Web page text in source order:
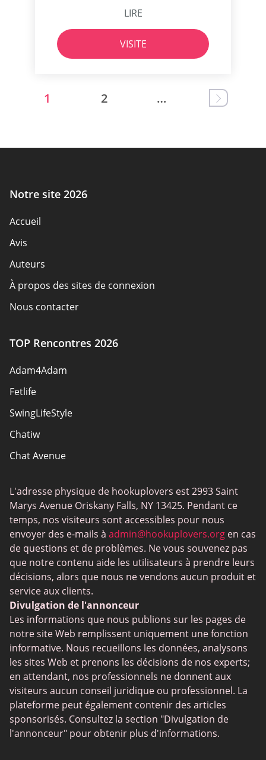
LIRE
VISITE
1 2 …
Notre site 2026
Accueil
Avis
Auteurs
À propos des sites de connexion
Nous contacter
Devenir partenaire
Plan du site
TOP Rencontres 2026
Adam4Adam
Fetlife
SwingLifeStyle
Chatiw
Chat Avenue
Flingster
BlackPeopleMeet
Wireclub
Feabie.com
Biggercity
Fap CEO
Shagle
Spdate
eHarmony
Rencontres LGBT
Applications de rencontre
Sites de Rencontre
L'adresse physique de hookuplovers est 2993 Saint
Marys Avenue Oriskany Falls, NY 13425. Pendant ce
temps, nos visiteurs sont accessibles pour nous
envoyer des e-mails à admin@hookuplovers.org en cas
de questions et de problèmes. Ne vous souvenez pas
que notre contenu aide les utilisateurs à prendre leurs
décisions, alors que nous ne vendons aucun produit et
service aux clients.
Divulgation de l'annonceur
Les informations que nous publions sur les pages de
notre site Web remplissent uniquement une fonction
informative. Nous recueillons les données, analysons
les sites Web et prenons les décisions de nos experts;
en attendant, nos professionnels ne donnent aux
visiteurs aucun conseil juridique ou professionnel. La
plateforme peut également contenir des articles
sponsorisés. Consultez la section "Divulgation de
l'annonceur" pour obtenir plus d'informations.